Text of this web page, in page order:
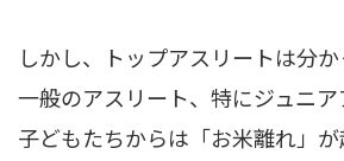
しかし、トップアスリートは分
一般のアスリート、特にジュニ
子どもたちからは「お米離れ」